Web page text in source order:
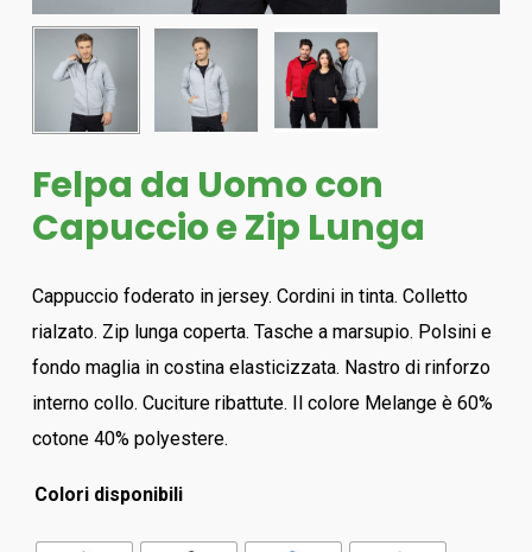
Felpa da Uomo con
Capuccio e Zip Lunga
Cappuccio foderato in jersey. Cordini in tinta. Colletto
rialzato. Zip lunga coperta. Tasche a marsupio. Polsini e
fondo maglia in costina elasticizzata. Nastro di rinforzo
interno collo. Cuciture ribattute. Il colore Melange è 60%
cotone 40% polyestere.
Colori disponibili